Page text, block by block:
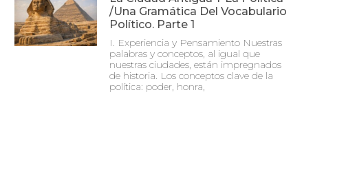
/Una Gramática Del Vocabulario
Político. Parte 1
I. Experiencia y Pensamiento Nuestras
palabras y conceptos, al igual que
nuestras ciudades, están impregnados
de historia. Los conceptos clave de la
política: poder, honra,